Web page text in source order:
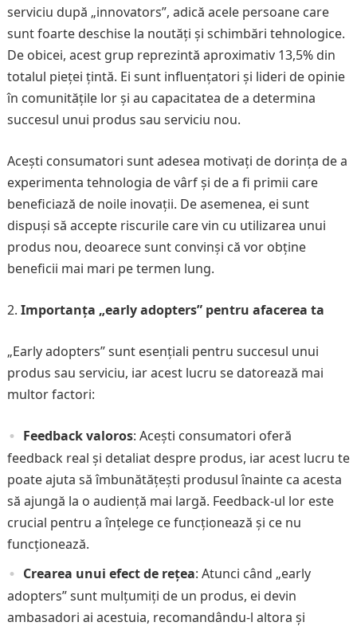
serviciu după „innovators”, adică acele persoane care
sunt foarte deschise la noutăți și schimbări tehnologice.
De obicei, acest grup reprezintă aproximativ 13,5% din
totalul pieței țintă. Ei sunt influențatori și lideri de opinie
în comunitățile lor și au capacitatea de a determina
succesul unui produs sau serviciu nou.
Acești consumatori sunt adesea motivați de dorința de a
experimenta tehnologia de vârf și de a fi primii care
beneficiază de noile inovații. De asemenea, ei sunt
dispuși să accepte riscurile care vin cu utilizarea unui
produs nou, deoarece sunt convinși că vor obține
beneficii mai mari pe termen lung.
Importanța „early adopters” pentru afacerea ta
„Early adopters” sunt esențiali pentru succesul unui
produs sau serviciu, iar acest lucru se datorează mai
multor factori:
Feedback valoros: Acești consumatori oferă
feedback real și detaliat despre produs, iar acest lucru te
poate ajuta să îmbunătățești produsul înainte ca acesta
să ajungă la o audiență mai largă. Feedback-ul lor este
crucial pentru a înțelege ce funcționează și ce nu
funcționează.
Crearea unui efect de rețea: Atunci când „early
adopters” sunt mulțumiți de un produs, ei devin
ambasadori ai acestuia, recomandându-l altora și